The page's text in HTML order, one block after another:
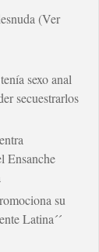
(Ver
sexo anal
secuestrarlos
Ensanche
su
Latina´´